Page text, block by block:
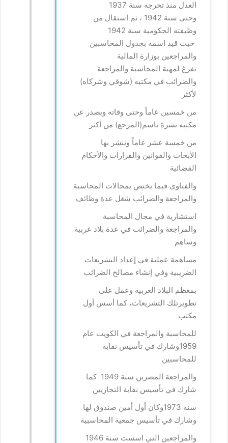
العدل منذ تخرجه سنة 1937
وحتى سنة 1942 ، ثم استقال من
وظيفته الحكومية سنة 1942
حيث قيد اسمه بجدول المحاسبين
والمراجعين بوزارة المالية
تفرغ لمهنة المحاسبة والمراجعة
والضرائب في مكتبه (شوقي وشركاه)
لأكثر
من خمسين عاماً وحتى وفاته ويصدر عن
مكتبه نشرة باسم(المرجع) من أكثر
من خمسة عشر عاماً وتنشر بها
الأبحاث والقوانين والقرارات والأحكام
القضائية
والفتاوى فيما يختص بمجالات المحاسبة
والمراجعة والضرائب شغل عدة وظائف
استشارية في مجال المحاسبة
والمراجعة والضرائب في عدة بلاد عربية
وساهم
مساهمة عملية في إعداد التشريعات
الضريبية وفي إنشاء مصالح الضرائب
بمعظم البلاد العربية وعمل على
تطويرتلك التشريعات، كما أسس أول
مكتب
للمحاسبة والمراجعة في الكويت عام
1959وشارك في تأسيس نقابة
للمحاسبين
والمراجعة المصرين سنة 1949 كما
شارك في تأسيس نقابة التجاريين
سنة 1973وكان أول أمين صندوق لها
وشارك في تأسيس جمعية المحاسبية
والمراجعين التي اسست سنة 1946